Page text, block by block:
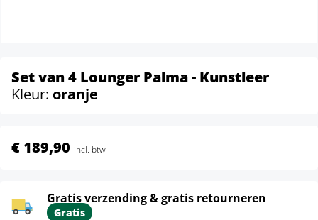
Set van 4 Lounger Palma - Kunstleer
Kleur: oranje
€ 189,90 incl. btw
Gratis verzending & gratis retourneren
Gratis